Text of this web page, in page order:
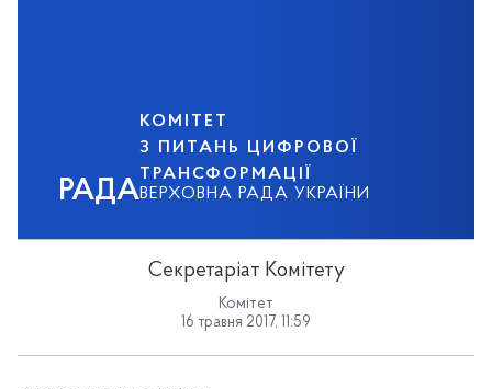
РАДА
КОМІТЕТ
З ПИТАНЬ ЦИФРОВОЇ
ТРАНСФОРМАЦІЇ
ВЕРХОВНА РАДА УКРАЇНИ
Секретаріат Комітету
Комітет
16 травня 2017, 11:59